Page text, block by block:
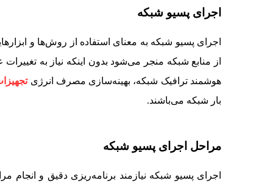
اجرای پسیو شبکه
اجرای پسیو شبکه به معنای استفاده از روش‌ها و
از منابع شبکه منجر می‌شود بدون اینکه نیاز به
هوشمند ترافیک شبکه، بهینه‌سازی مصرف انرژی
بار شبکه می‌باشند.
مراحل اجرای پسیو شبکه
اجرای پسیو شبکه نیازمند برنامه‌ریزی دقیق و